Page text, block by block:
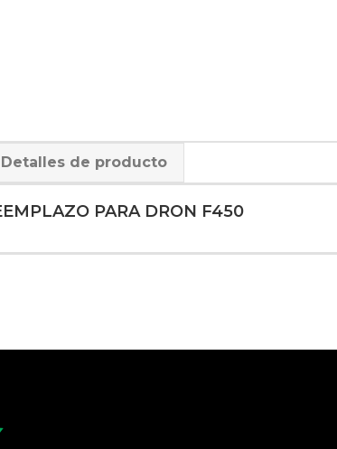
Detalles de producto
PARA DRON F450